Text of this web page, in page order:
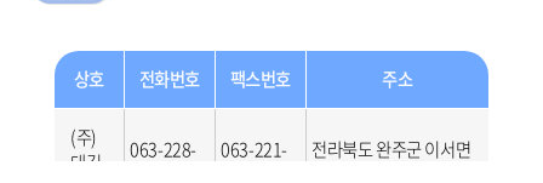
상호 전화번호 팩스번호 주소
(주)
대길
063-228-
063-221-
전라북도 완주군 이서면